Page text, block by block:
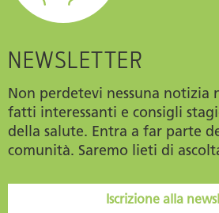
NEWSLETTER
Non perdetevi nessuna notizia
fatti interessanti e consigli
della salute. Entra a far parte
comunità. Saremo lieti di
Iscrizione alla